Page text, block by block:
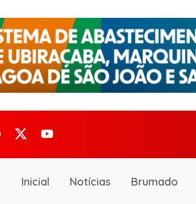
Inicial Notícias Brumado